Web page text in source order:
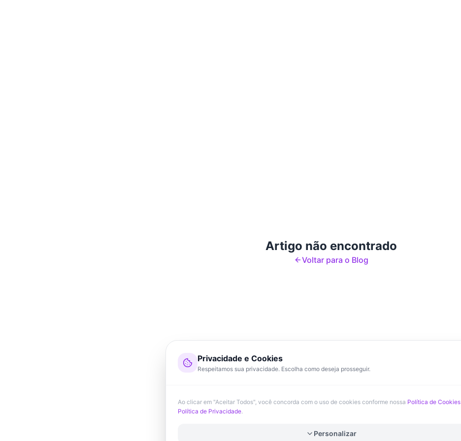
Artigo não encontrado
Voltar para o Blog
Privacidade e Cookies
Respeitamos sua privacidade. Escolha como deseja prosseguir.
Ao clicar em "Aceitar Todos", você concorda com o uso de cookies conforme nossa Política de Cookies
Política de Privacidade.
Personalizar